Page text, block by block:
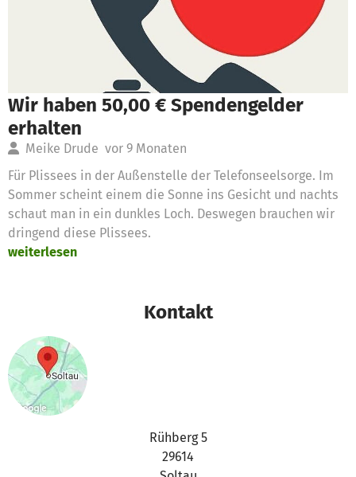
Wir haben 50,00 € Spendengelder
erhalten
Meike Drude vor 9 Monaten
Für Plissees in der Außenstelle der Telefonseelsorge. Im
Sommer scheint einem die Sonne ins Gesicht und nachts
schaut man in ein dunkles Loch. Deswegen brauchen wir
dringend diese Plissees.
weiterlesen
Kontakt
Rühberg 5
29614